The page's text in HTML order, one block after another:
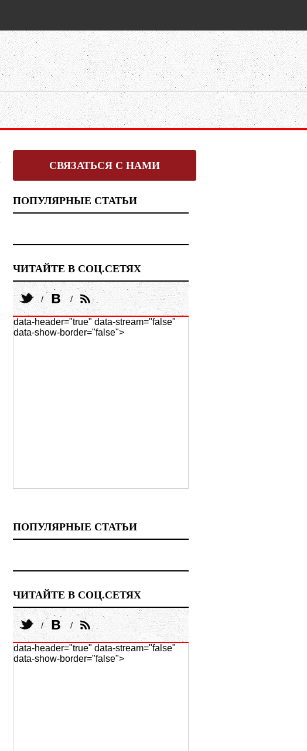
СВЯЗАТЬСЯ С НАМИ
ПОПУЛЯРНЫЕ СТАТЬИ
ЧИТАЙТЕ В СОЦ.СЕТЯХ
data-header="true" data-stream="false"
data-show-border="false">
ПОПУЛЯРНЫЕ СТАТЬИ
ЧИТАЙТЕ В СОЦ.СЕТЯХ
data-header="true" data-stream="false"
data-show-border="false">